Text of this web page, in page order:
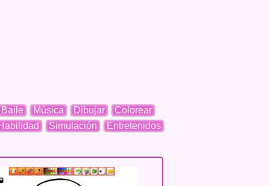
Baile Música Dibujar
Colorear
Simulación
Entretenidos